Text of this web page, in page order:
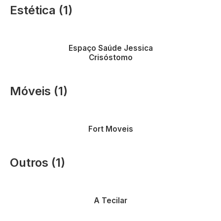
Estética (1)
Espaço Saúde Jessica
Crisóstomo
Móveis (1)
Fort Moveis
Outros (1)
A Tecilar